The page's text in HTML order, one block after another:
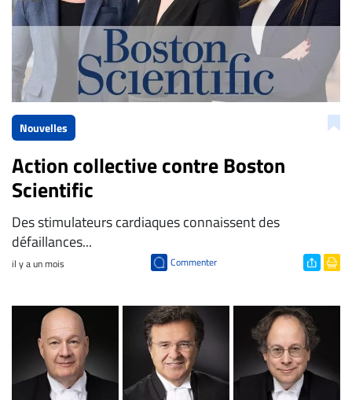
Nouvelles
Action collective contre Boston
Scientific
Des stimulateurs cardiaques connaissent des
défaillances...
il y a un mois Commenter